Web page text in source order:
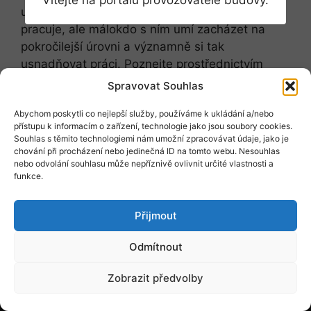
Spravovat Souhlas
Abychom poskytli co nejlepší služby, používáme k ukládání a/nebo
přístupu k informacím o zařízení, technologie jako jsou soubory cookies.
Souhlas s těmito technologiemi nám umožní zpracovávat údaje, jako je
chování při procházení nebo jedinečná ID na tomto webu. Nesouhlas
nebo odvolání souhlasu může nepříznivě ovlivnit určité vlastnosti a
funkce.
Přijmout
Odmítnout
Zobrazit předvolby
univerzální program. Mnoho lidí s ním denně
pracuje, ale málokdo s ním umí zacházet na
pokročilejší úrovni a významně si tak
usnadňovat práci. Poznejte prostřednictvím
našeho online rychlokurzu, jaké další služby
nabídnout.
Přejít na web události
Ochrana osobních údajů
© 2026Nakladatelství FORUM s.r.o.